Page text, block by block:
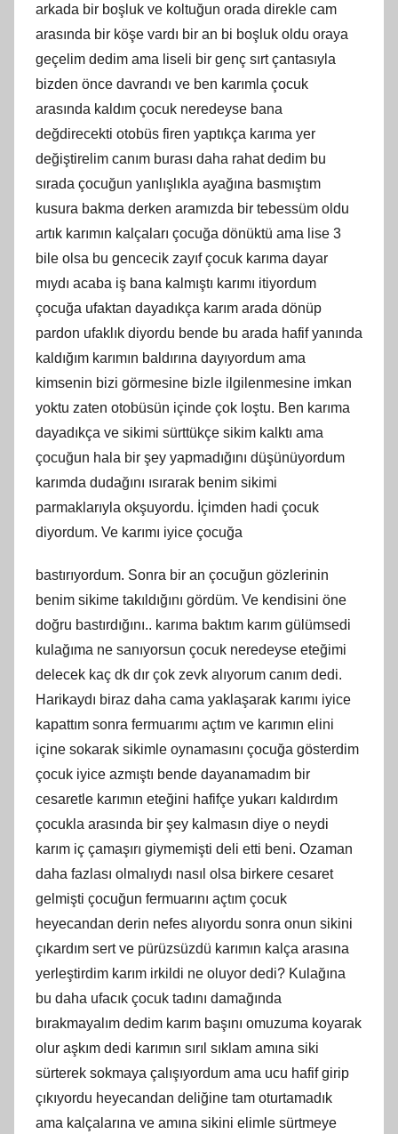
arkada bir boşluk ve koltuğun orada direkle cam
arasında bir köşe vardı bir an bi boşluk oldu oraya
geçelim dedim ama liseli bir genç sırt çantasıyla
bizden önce davrandı ve ben karımla çocuk
arasında kaldım çocuk neredeyse bana
değdirecekti otobüs firen yaptıkça karıma yer
değiştirelim canım burası daha rahat dedim bu
sırada çocuğun yanlışlıkla ayağına basmıştım
kusura bakma derken aramızda bir tebessüm oldu
artık karımın kalçaları çocuğa dönüktü ama lise 3
bile olsa bu gencecik zayıf çocuk karıma dayar
mıydı acaba iş bana kalmıştı karımı itiyordum
çocuğa ufaktan dayadıkça karım arada dönüp
pardon ufaklık diyordu bende bu arada hafif yanında
kaldığım karımın baldırına dayıyordum ama
kimsenin bizi görmesine bizle ilgilenmesine imkan
yoktu zaten otobüsün içinde çok loştu. Ben karıma
dayadıkça ve sikimi sürttükçe sikim kalktı ama
çocuğun hala bir şey yapmadığını düşünüyordum
karımda dudağını ısırarak benim sikimi
parmaklarıyla okşuyordu. İçimden hadi çocuk
diyordum. Ve karımı iyice çocuğa
bastırıyordum. Sonra bir an çocuğun gözlerinin
benim sikime takıldığını gördüm. Ve kendisini öne
doğru bastırdığını.. karıma baktım karım gülümsedi
kulağıma ne sanıyorsun çocuk neredeyse eteğimi
delecek kaç dk dır çok zevk alıyorum canım dedi.
Harikaydı biraz daha cama yaklaşarak karımı iyice
kapattım sonra fermuarımı açtım ve karımın elini
içine sokarak sikimle oynamasını çocuğa gösterdim
çocuk iyice azmıştı bende dayanamadım bir
cesaretle karımın eteğini hafifçe yukarı kaldırdım
çocukla arasında bir şey kalmasın diye o neydi
karım iç çamaşırı giymemişti deli etti beni. Ozaman
daha fazlası olmalıydı nasıl olsa birkere cesaret
gelmişti çocuğun fermuarını açtım çocuk
heyecandan derin nefes alıyordu sonra onun sikini
çıkardım sert ve pürüzsüzdü karımın kalça arasına
yerleştirdim karım irkildi ne oluyor dedi? Kulağına
bu daha ufacık çocuk tadını damağında
bırakmayalım dedim karım başını omuzuma koyarak
olur aşkım dedi karımın sırıl sıklam amına siki
sürterek sokmaya çalışıyordum ama ucu hafif girip
çıkıyordu heyecandan deliğine tam oturtamadık
ama kalçalarına ve amına sikini elimle sürtmeye